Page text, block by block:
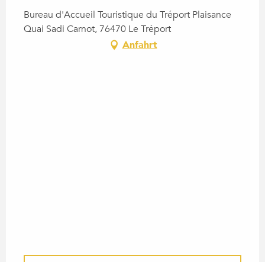
Bureau d'Accueil Touristique du Tréport Plaisance
Quai Sadi Carnot, 76470 Le Tréport
Anfahrt